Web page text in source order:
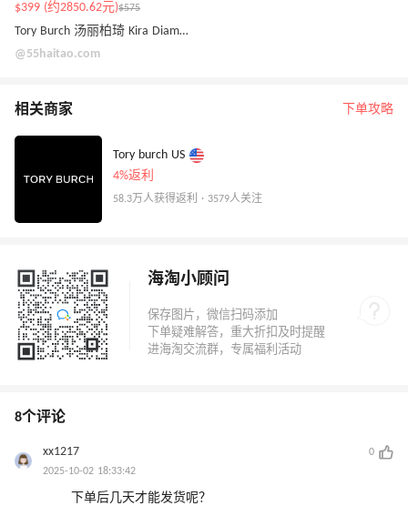
$399 (约2850.62元)$575
Tory Burch 汤丽柏琦 Kira Diamond 小号单肩包 淡黄色
@55haitao.com
相关商家 下单攻略
Tory burch US
4%返利
58.3万人获得返利 · 3579人关注
海淘小顾问
8个评论
xx1217
0
2025-10-02 18:33:42
下单后几天才能发货呢？